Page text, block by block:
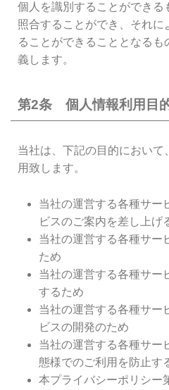
個人を識別することができる
照合することができ、それに
ることができることとなる
義します。
第2条 個人情報利用目
当社は、下記の目的において
用致します。
当社の運営する各種サー
ビスのご案内を差し上げ
当社の運営する各種サー
ため
当社の運営する各種サー
するため
当社の運営する各種サー
ビスの開発のため
当社の運営する各種サー
態様でのご利用を防止す
本プライバシーポリシー